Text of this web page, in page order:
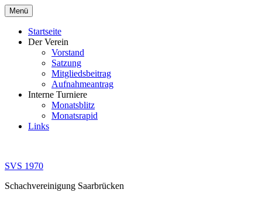
Zum
Inhalt
springen
Menü
Startseite
Der Verein
Vorstand
Satzung
Mitgliedsbeitrag
Aufnahmeantrag
Interne Turniere
Monatsblitz
Monatsrapid
Links
SVS 1970
Schachvereinigung Saarbrücken